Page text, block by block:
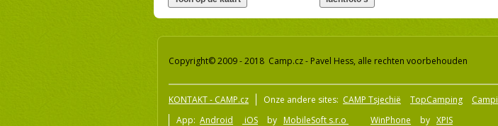
Copyright© 2009 - 2018 Camp.cz - Pavel Hess, alle rechten voorbehouden
KONTAKT - CAMP.cz Onze andere sites: CAMP Tsjechië TopCamping
App: Android iOS by MobileSoft s.r.o WinPhone by XPIS